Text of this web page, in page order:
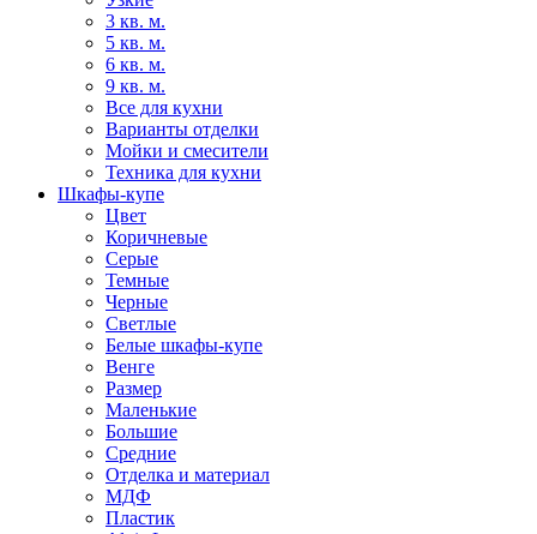
3 кв. м.
5 кв. м.
6 кв. м.
9 кв. м.
Все для кухни
Варианты отделки
Мойки и смесители
Техника для кухни
Шкафы-купе
Цвет
Коричневые
Серые
Темные
Черные
Светлые
Белые шкафы-купе
Венге
Размер
Маленькие
Большие
Средние
Отделка и материал
МДФ
Пластик